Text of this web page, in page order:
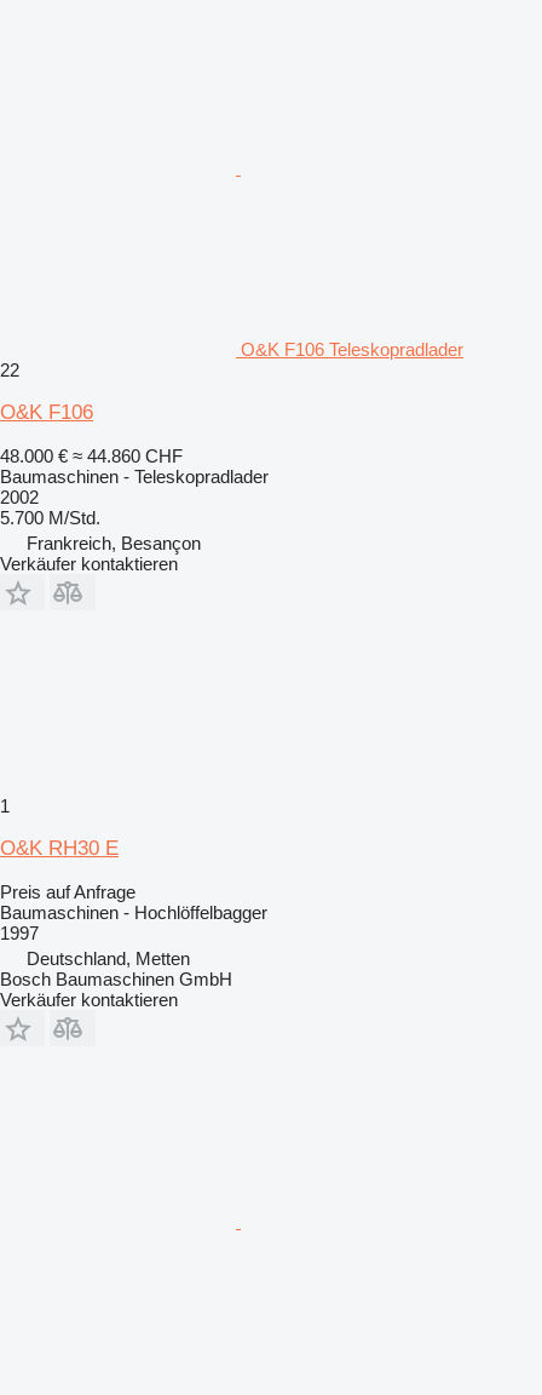
O&K F106 Teleskopradlader
22
O&K F106
48.000 € ≈ 44.860 CHF
Baumaschinen - Teleskopradlader
2002
5.700 M/Std.
Frankreich, Besançon
Verkäufer kontaktieren
1
O&K RH30 E
Preis auf Anfrage
Baumaschinen - Hochlöffelbagger
1997
Deutschland, Metten
Bosch Baumaschinen GmbH
Verkäufer kontaktieren